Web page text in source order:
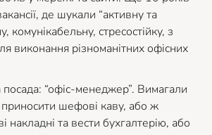
де шукали “активну та
комунікабельну, стресостійку, з
виконання різноманітних офісних
“офіс-менеджер”. Вимагали
приносити шефові каву, або ж
накладні та вести бухгалтерію, або